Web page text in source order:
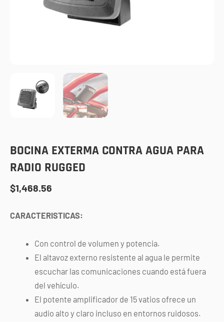
BOCINA EXTERMA CONTRA AGUA PARA
RADIO RUGGED
$1,468.56
CARACTERISTICAS:
Con control de volumen y potencia.
El altavoz externo resistente al agua le permite
escuchar las comunicaciones cuando está fuera
del vehículo.
El potente amplificador de 15 vatios ofrece un
audio alto y claro incluso en entornos ruidosos.